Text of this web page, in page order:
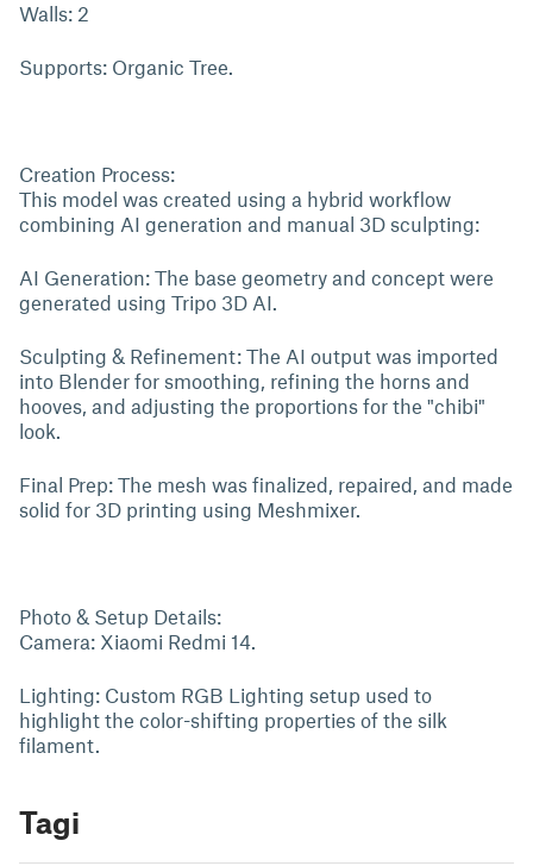
Walls: 2
Supports: Organic Tree.
Creation Process:
This model was created using a hybrid workflow
combining AI generation and manual 3D sculpting:
AI Generation: The base geometry and concept were
generated using Tripo 3D AI.
Sculpting & Refinement: The AI output was imported
into Blender for smoothing, refining the horns and
hooves, and adjusting the proportions for the "chibi"
look.
Final Prep: The mesh was finalized, repaired, and made
solid for 3D printing using Meshmixer.
Photo & Setup Details:
Camera: Xiaomi Redmi 14.
Lighting: Custom RGB Lighting setup used to
highlight the color-shifting properties of the silk
filament.
Tagi